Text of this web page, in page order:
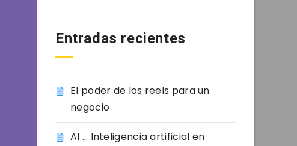
Entradas recientes
El poder de los reels para un
negocio
AI … Inteligencia artificial en